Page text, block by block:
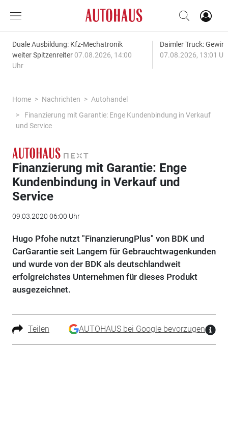
Duale Ausbildung: Kfz-Mechatronik
weiter Spitzenreiter 07.08.2026, 14:00
Uhr
Daimler Truck:
07.08.2026, 13:01
Home Nachrichten
Autohandel
Finanzierung mit Garantie: Enge Kundenbindung in Verkauf
und Service
Finanzierung mit Garantie: Enge
Kundenbindung in Verkauf und
Service
09.03.2020 06:00 Uhr
Hugo Pfohe nutzt "FinanzierungPlus" von BDK und
CarGarantie seit Langem für Gebrauchtwagenkunden
und wurde von der BDK als deutschlandweit
erfolgreichstes Unternehmen für dieses Produkt
ausgezeichnet.
Teilen AUTOHAUS bei Google bevorzugen